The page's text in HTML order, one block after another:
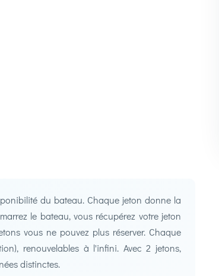
du bateau. Chaque jeton donne la
le bateau, vous récupérez votre jeton
vous ne pouvez plus réserver. Chaque
renouvelables à l'infini. Avec 2 jetons,
distinctes.